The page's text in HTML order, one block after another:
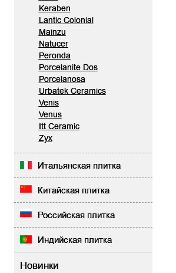
Keraben
Lantic Colonial
Mainzu
Natucer
Peronda
Porcelanite Dos
Porcelanosa
Urbatek Ceramics
Venis
Venus
Itt Ceramic
Zyx
Итальянская плитка
Китайская плитка
Российская плитка
Индийская плитка
Новинки